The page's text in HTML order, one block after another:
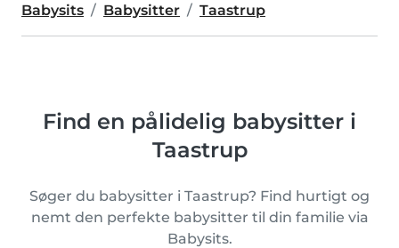
Babysits Babysitter Taastrup
Find en pålidelig babysitter i
Taastrup
Søger du babysitter i Taastrup? Find hurtigt og
nemt den perfekte babysitter til din familie via
Babysits.